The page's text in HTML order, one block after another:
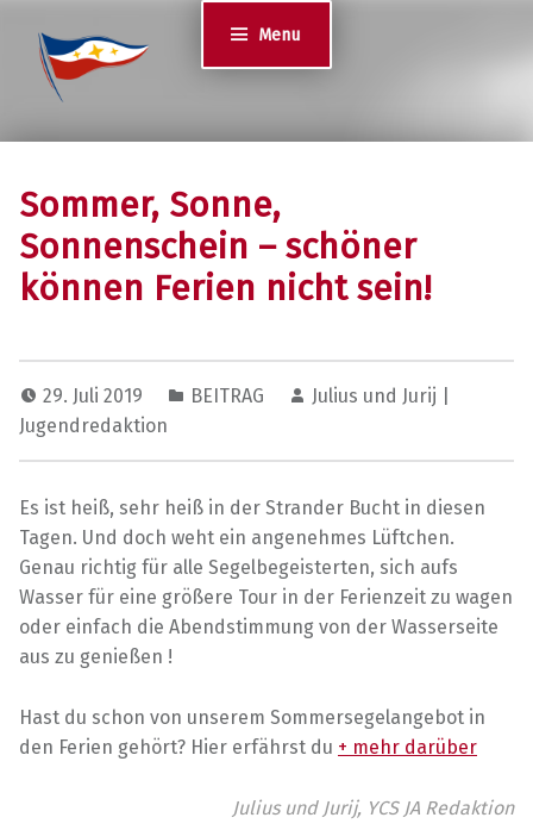
Menu
Sommer, Sonne,
Sonnenschein – schöner
können Ferien nicht sein!
29. Juli 2019 BEITRAG
Julius und Jurij |
Jugendredaktion
Es ist heiß, sehr heiß in der Strander Bucht in diesen
Tagen. Und doch weht ein angenehmes Lüftchen.
Genau richtig für alle Segelbegeisterten, sich aufs
Wasser für eine größere Tour in der Ferienzeit zu wagen
oder einfach die Abendstimmung von der Wasserseite
aus zu genießen !
Hast du schon von unserem Sommersegelangebot in
den Ferien gehört? Hier erfährst du + mehr darüber
Julius und Jurij, YCS JA Redaktion